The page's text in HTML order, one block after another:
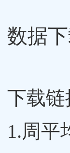
数据
下载链
1.周平